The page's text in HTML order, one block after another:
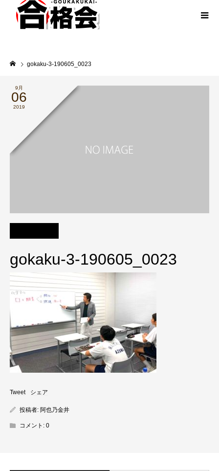
gokaku-3-190605_0023
9月
06
2019
gokaku-3-190605_0023
Tweet シェア
投稿者: 阿也乃金井
コメント: 0